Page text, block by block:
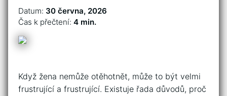
Datum: 30 června, 2026
Čas k přečtení: 4 min.
Když žena nemůže otěhotnět, může to být velmi
frustrující a frustrující. Existuje řada důvodů, proč